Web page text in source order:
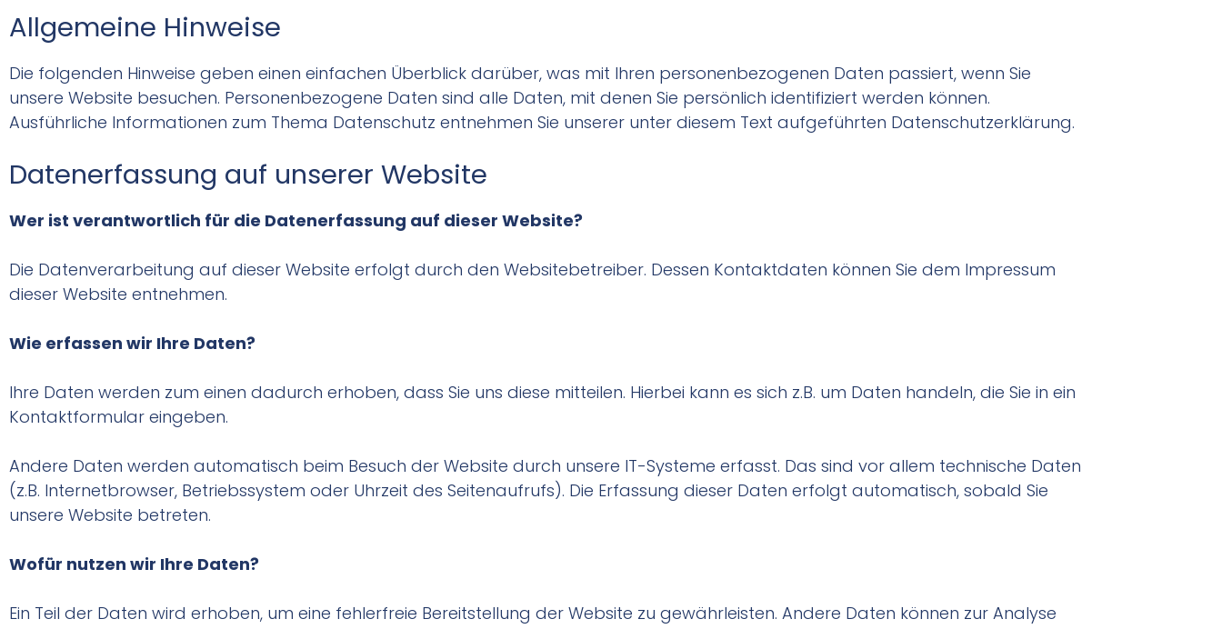
Allgemeine Hinweise
Die folgenden Hinweise geben einen einfachen Überblick darüber, was mit Ihren personenbezogenen Daten passiert, wenn Sie
unsere Website besuchen. Personenbezogene Daten sind alle Daten, mit denen Sie persönlich identifiziert werden können.
Ausführliche Informationen zum Thema Datenschutz entnehmen Sie unserer unter diesem Text aufgeführten Datenschutzerklärung.
Datenerfassung auf unserer Website
Wer ist verantwortlich für die Datenerfassung auf dieser Website?
Die Datenverarbeitung auf dieser Website erfolgt durch den Websitebetreiber. Dessen Kontaktdaten können Sie dem Impressum
dieser Website entnehmen.
Wie erfassen wir Ihre Daten?
Ihre Daten werden zum einen dadurch erhoben, dass Sie uns diese mitteilen. Hierbei kann es sich z.B. um Daten handeln, die Sie in ein
Kontaktformular eingeben.
Andere Daten werden automatisch beim Besuch der Website durch unsere IT-Systeme erfasst. Das sind vor allem technische Daten
(z.B. Internetbrowser, Betriebssystem oder Uhrzeit des Seitenaufrufs). Die Erfassung dieser Daten erfolgt automatisch, sobald Sie
unsere Website betreten.
Wofür nutzen wir Ihre Daten?
Ein Teil der Daten wird erhoben, um eine fehlerfreie Bereitstellung der Website zu gewährleisten. Andere Daten können zur Analyse